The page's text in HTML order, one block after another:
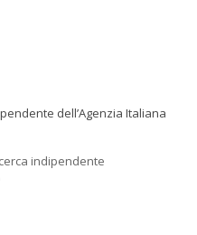
dell’Agenzia Italiana
indipendente